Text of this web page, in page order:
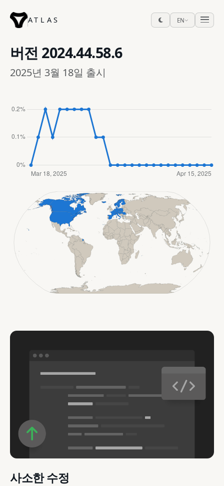
ATLAS EN
버전 2024.44.58.6
2025년 3월 18일 출시
사소한 수정